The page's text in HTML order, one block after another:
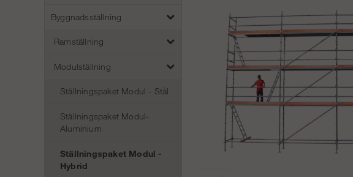
Byggnadsställning
Ramställning
Modulställning
Ställningspaket Modul - Stål
Ställningspaket Modul-
Aluminium
Ställningspaket Modul -
Hybrid